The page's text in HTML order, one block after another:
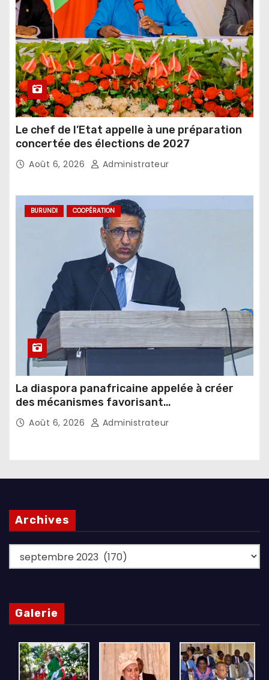
Le chef de l’Etat appelle à une préparation
concertée des élections de 2027
Août 6, 2026 Administrateur
BURUNDI COOPÉRATION
La diaspora panafricaine appelée à créer
des mécanismes favorisant
l’investissement dans les pays d’origine
Août 6, 2026 Administrateur
Archives
Archives
Galerie